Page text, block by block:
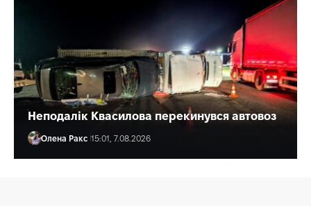
Неподалік Квасилова перекинувся автовоз
Олена Ракс 15:01, 7.08.2026